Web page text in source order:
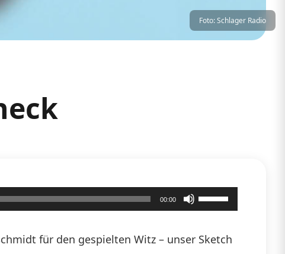
Foto: Schlager Radio
00:00
Pfeiltasten
benutzen,
für den gespielten Witz – unser Sketch